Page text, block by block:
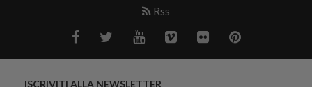
Rss
ISCRIVITI ALLA NEWSLETTER